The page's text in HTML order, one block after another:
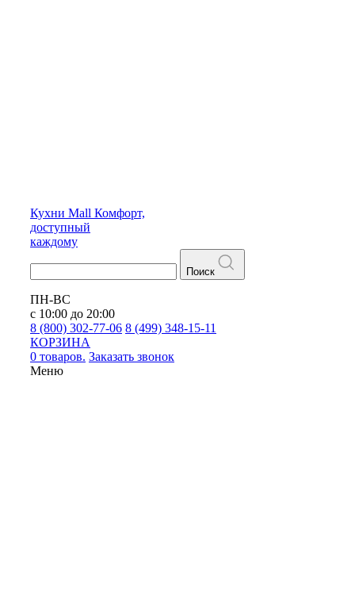
Кухни Mall Комфорт,
доступный
каждому
Поиск
ПН-ВС
с 10:00 до 20:00
8 (800) 302-77-06 8 (499) 348-15-11
КОРЗИНА
0 товаров. Заказать звонок
Меню